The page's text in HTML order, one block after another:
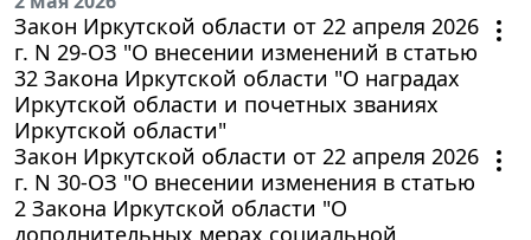
Закон Иркутской области от 22 апреля 2026
г. N 29-ОЗ "О внесении изменений в статью
32 Закона Иркутской области "О наградах
Иркутской области и почетных званиях
Иркутской области"
Закон Иркутской области от 22 апреля 2026
г. N 30-ОЗ "О внесении изменения в статью
2 Закона Иркутской области "О
дополнительных мерах социальной